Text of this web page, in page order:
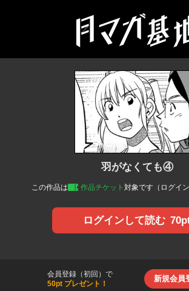
羽がなくても④
この作品は 作品チケット 対象です（ログイ
ログインして読む
会員登録（初回）で
50pt プレゼント！
新規会員